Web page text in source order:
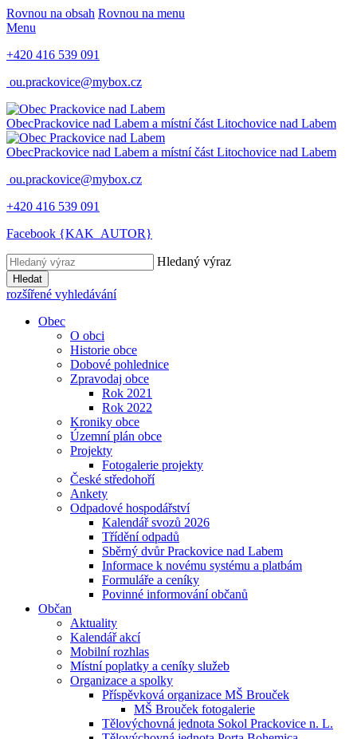
Rovnou na obsah Rovnou na menu
Menu
+420 416 539 091
ou.prackovice@mybox.cz
ObecPrackovice nad Labem a místní část Litochovice nad Labem
ObecPrackovice nad Labem a místní část Litochovice nad Labem
ou.prackovice@mybox.cz
+420 416 539 091
Facebook {KAK_AUTOR}
Hledaný výraz
Hledat
rozšířené vyhledávání
Obec
O obci
Historie obce
Dobové pohlednice
Zpravodaj obce
Rok 2021
Rok 2022
Kroniky obce
Územní plán obce
Projekty
Fotogalerie projekty
České středohoří
Ankety
Odpadové hospodářství
Kalendář svozů 2026
Třídění odpadů
Sběrný dvůr Prackovice nad Labem
Informace k novému systému a platbám
Formuláře a ceníky
Povinné informování občanů
Občan
Aktuality
Kalendář akcí
Mobilní rozhlas
Místní poplatky a ceníky služeb
Organizace a spolky
Příspěvková organizace MŠ Brouček
MŠ Brouček fotogalerie
Tělovýchovná jednota Sokol Prackovice n. L.